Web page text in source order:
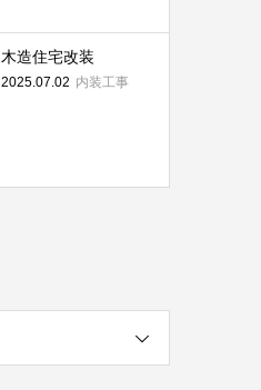
木造住宅改装
2025.07.02 内装工事